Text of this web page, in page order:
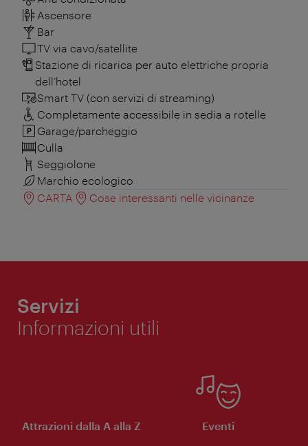
Ascensore
Bar
TV via cavo/satellite
Stazione di ricarica per auto elettriche propria
dell’hotel
Smart TV (con servizi di streaming)
Completamente accessibile in sedia a rotelle
Garage/parcheggio
Culla
Seggiolone
Marchio ecologico
CARTA
Cose interessanti nelle vicinanze
Servizi
Informazioni utili
Attrazioni dalla A alla Z Eventi